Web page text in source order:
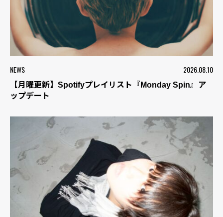
NEWS 2026.08.10
【月曜更新】Spotifyプレイリスト『Monday Spin』ア
ップデート